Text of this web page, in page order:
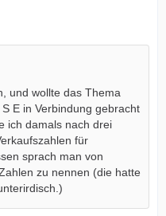
und wollte das Thema
E in Verbindung gebracht
ich damals nach drei
für
sprach man von
zu nennen (die hatte